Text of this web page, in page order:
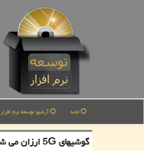
خانه آرشیو توسعه نرم افزار
گوشیهای 5G ارزان می شوند